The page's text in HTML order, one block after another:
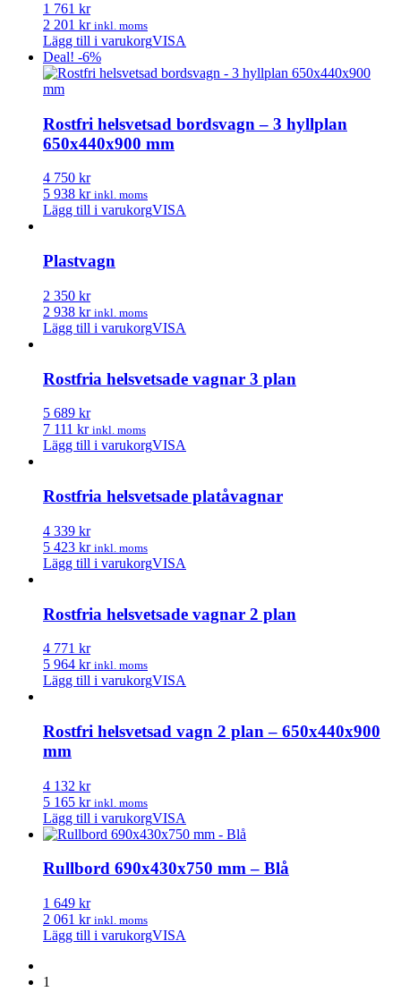
1 761 kr
2 201 kr inkl. moms
Lägg till i varukorgVISA
Deal! -6%
Rostfri helsvetsad bordsvagn – 3 hyllplan
650x440x900 mm
4 750 kr
5 938 kr inkl. moms
Lägg till i varukorgVISA
Plastvagn
2 350 kr
2 938 kr inkl. moms
Lägg till i varukorgVISA
Rostfria helsvetsade vagnar 3 plan
5 689 kr
7 111 kr inkl. moms
Lägg till i varukorgVISA
Rostfria helsvetsade platåvagnar
4 339 kr
5 423 kr inkl. moms
Lägg till i varukorgVISA
Rostfria helsvetsade vagnar 2 plan
4 771 kr
5 964 kr inkl. moms
Lägg till i varukorgVISA
Rostfri helsvetsad vagn 2 plan – 650x440x900
mm
4 132 kr
5 165 kr inkl. moms
Lägg till i varukorgVISA
Rullbord 690x430x750 mm – Blå
1 649 kr
2 061 kr inkl. moms
Lägg till i varukorgVISA
1